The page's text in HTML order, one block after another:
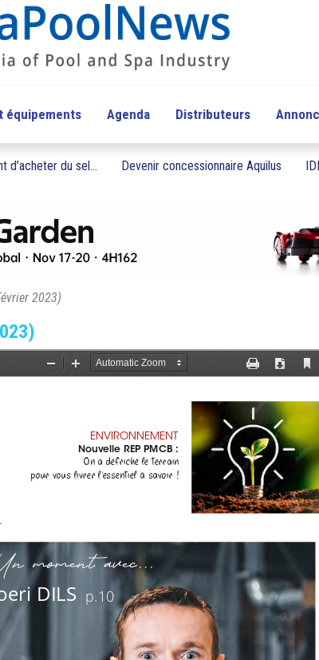
équipements Agenda Distributeurs
d’acheter du sel... Devenir concessionnaire Aquilus
2023)